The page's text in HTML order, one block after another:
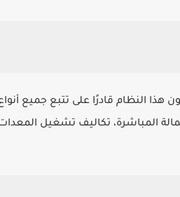
النظام قادرًا على تتبع جميع أنواع
المباشرة، تكاليف تشغيل